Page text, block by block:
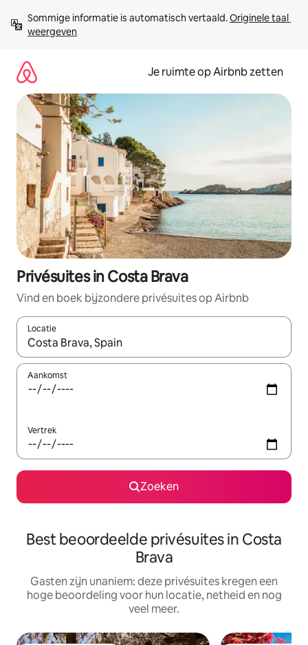
direct
naar
Sommige informatie is automatisch vertaald. Originele taal
weergeven
Je ruimte op Airbnb zetten
Privésuites in Costa Brava
Vind en boek bijzondere privésuites op Airbnb
Locatie
Wanneer er suggesties beschikbaar zijn, maak je een keuze
Aankomst
Vertrek
Zoeken
Best beoordeelde privésuites in Costa
Brava
Gasten zijn unaniem: deze privésuites kregen een
hoge beoordeling voor hun locatie, netheid en nog
veel meer.